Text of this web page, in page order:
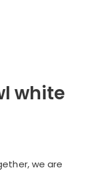
white
we are